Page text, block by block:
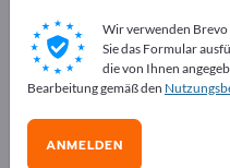
Kostenlos
Exportpages!
Geschäftskontakte>> hier
Wir verwenden
Sie das Formular
die von Ihnen
Bearbeitung gemäß den
ANMELDEN